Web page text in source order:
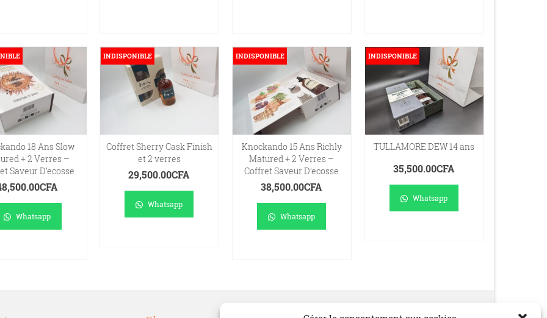
18 Ans Slow
+ 2 Verres –
Saveur D’ecosse
CFA
Whatsapp
INDISPONIBLE
Coffret Sherry Cask Finish
et 2 verres
29,500.00CFA
Whatsapp
INDISPONIBLE
Knockando 15 Ans Richly
Matured + 2 Verres –
Coffret Saveur D’ecosse
38,500.00CFA
Whatsapp
INDISPONIBLE
TULLAMORE DEW 14 ans
35,500.00CFA
Whatsapp